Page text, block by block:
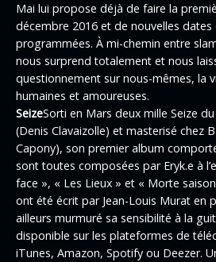
Mai lui propose déjà de faire la
décembre 2016 et de nouvelles
programmées. À mi-chemin entre
nous surprend totalement et nous
questionnement sur nous-mêmes, la
humaines et amoureuses.
SeizeSorti en Mars deux mille Seize
(Denis Clavaizolle) et masterisé chez
Capony), son premier album
sont toutes composées par Eryk.e à
face », « Les Lieux » et « Morte
ont été écrit par Jean-Louis Murat en
ailleurs murmuré sa sensibilité à la
disponible sur les plateformes de
iTunes, Amazon, Spotify ou Deezer.